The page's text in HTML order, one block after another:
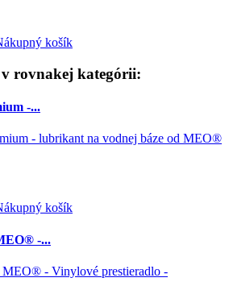
košík
rovnakej kategórii:
-...
košík
-...